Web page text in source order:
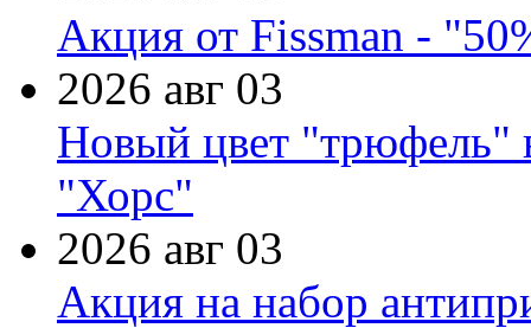
Акция от Fissman -
2026 авг 03
Новый цвет "трюфель"
"Хорс"
2026 авг 03
Акция на набор